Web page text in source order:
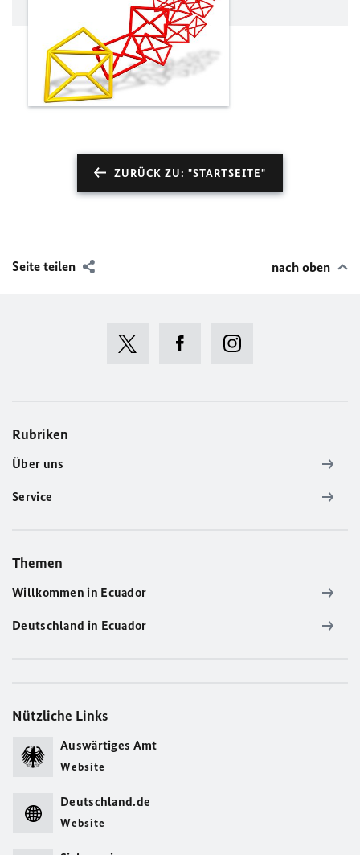
ZURÜCK ZU: "STARTSEITE"
Seite teilen nach oben
Rubriken
Über uns
Service
Themen
Willkommen in Ecuador
Deutschland in Ecuador
Nützliche Links
Auswärtiges Amt
Website
Deutschland.de
Website